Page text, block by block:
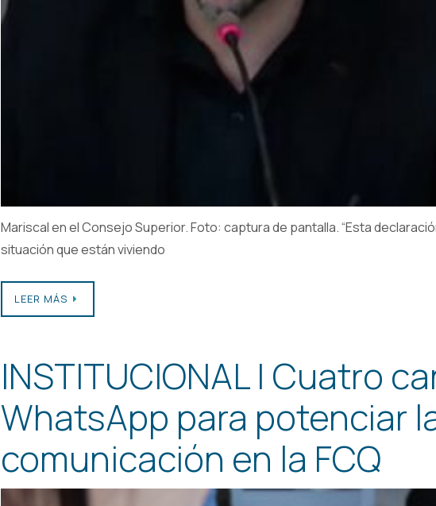
Mariscal en el Consejo Superior. Foto: captura de pantalla. “Esta
situación que están viviendo
LEER MÁS
INSTITUCIONAL | Cuatro
WhatsApp para potenciar
comunicación en la FCQ